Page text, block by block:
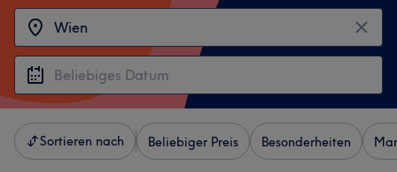
Sortieren nach Beliebiger Preis Besonderheiten